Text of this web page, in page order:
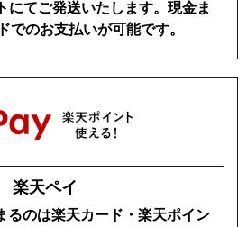
てご発送いたします。 現金ま
でのお支払いが可能です。
楽天ペイ
るのは楽天カード・ 楽天ポイン